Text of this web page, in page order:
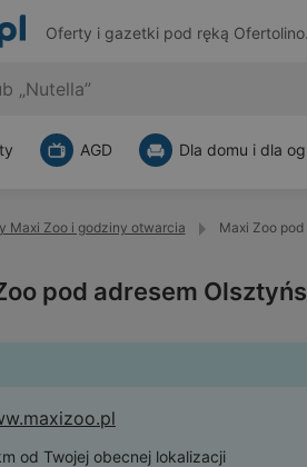
Oferty i gazetki pod ręką
AGD Dla domu i dla
Maxi Zoo i godziny otwarcia Maxi Zoo
pod adresem
od Twojej obecnej lokalizacji